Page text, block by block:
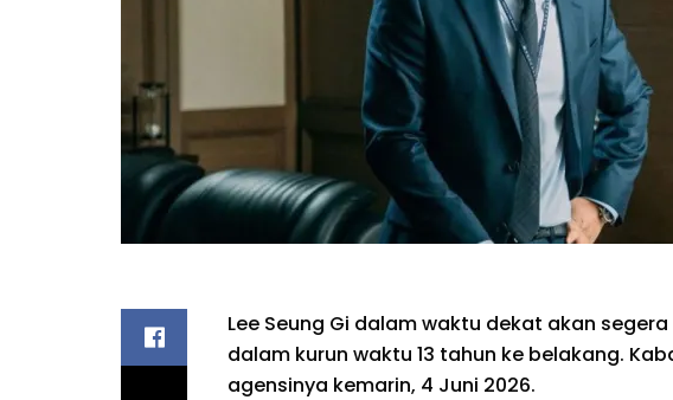
Lee Seung Gi dalam waktu dekat akan
dalam kurun waktu 13 tahun ke belakang.
agensinya kemarin, 4 Juni 2026.